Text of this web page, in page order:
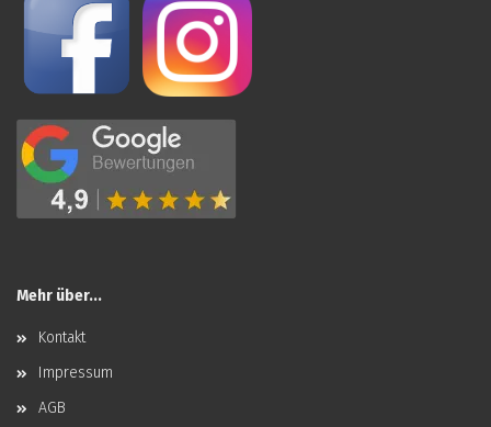
Mehr über...
Kontakt
Impressum
AGB